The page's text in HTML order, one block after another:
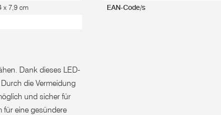
x 7,9 cm EAN-Code/s
Dank dieses LED-
die Vermeidung
und sicher für
für eine gesündere